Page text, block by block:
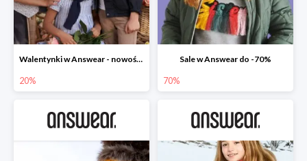
Walentynki w Answear - nowości do -20%
20%
Sale w Answear do -70%
70%